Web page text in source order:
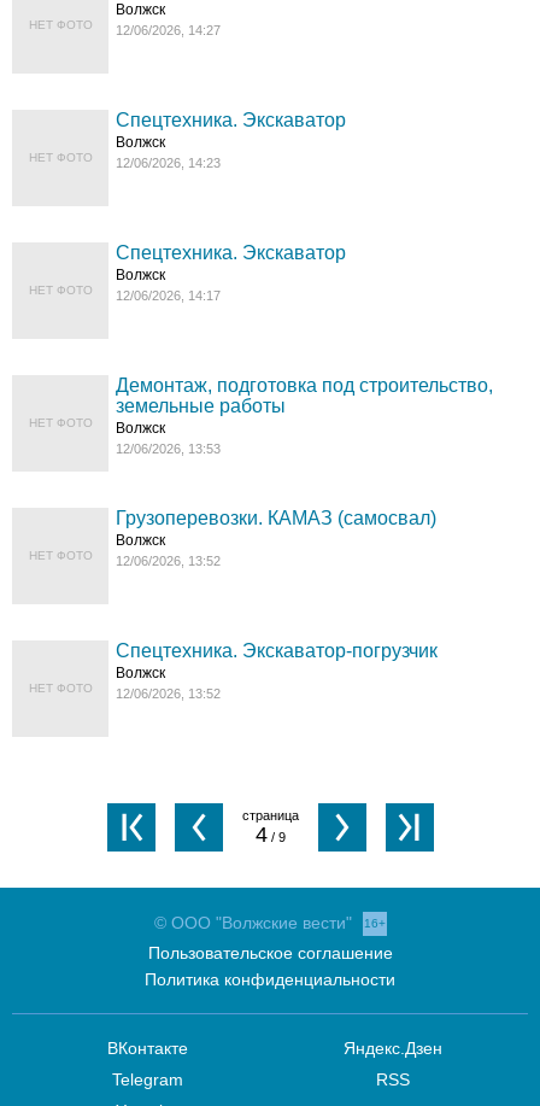
НЕТ ФОТО
Волжск
12/06/2026, 14:27
НЕТ ФОТО
Спецтехника. Экскаватор
Волжск
12/06/2026, 14:23
НЕТ ФОТО
Спецтехника. Экскаватор
Волжск
12/06/2026, 14:17
НЕТ ФОТО
Демонтаж, подготовка под строительство,
земельные работы
Волжск
12/06/2026, 13:53
НЕТ ФОТО
Грузоперевозки. КАМАЗ (самосвал)
Волжск
12/06/2026, 13:52
НЕТ ФОТО
Спецтехника. Экскаватор-погрузчик
Волжск
12/06/2026, 13:52
4/ 9
© ООО "Волжские вести" 16+
Пользовательское соглашение
Политика конфиденциальности
ВКонтакте
Telegram
Яндекс.Дзен
RSS